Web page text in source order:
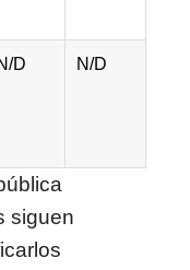
D N/D
siguen